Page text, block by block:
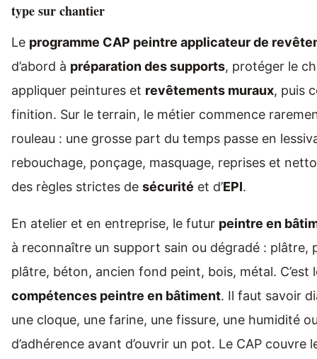
type sur chantier
Le programme CAP peintre applicateur de
d’abord à préparation des supports, protéger le
appliquer peintures et revêtements muraux, puis
finition. Sur le terrain, le métier commence
rouleau : une grosse part du temps passe en
rebouchage, ponçage, masquage, reprises et
des règles strictes de sécurité et d’EPI.
En atelier et en entreprise, le futur peintre en
à reconnaître un support sain ou dégradé : plâtre,
plâtre, béton, ancien fond peint, bois, métal.
compétences peintre en bâtiment. Il faut savoir
une cloque, une farine, une fissure, une humidité
d’adhérence avant d’ouvrir un pot. Le CAP couvre